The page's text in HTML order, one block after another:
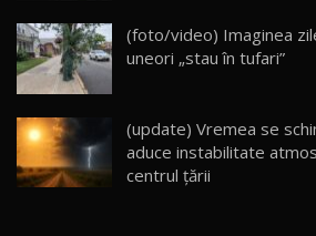
30:08
AutoBlog.MD
23:36
20
Noul ZEEKR 7X / Test
29:08
(foto/video) Imaginea
uneori „stau în tufari”
(update) Vremea se
aduce instabilitate
centrul țării